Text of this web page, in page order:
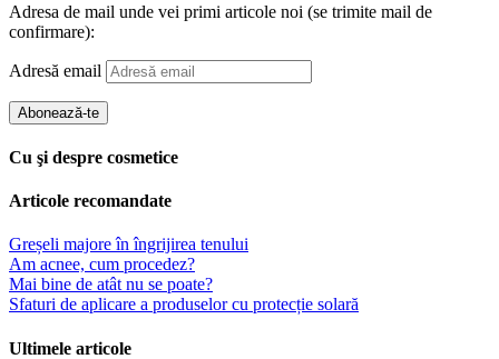
Adresa de mail unde vei primi articole noi (se trimite mail de
confirmare):
Adresă email
Abonează-te
Cu şi despre cosmetice
Articole recomandate
Greșeli majore în îngrijirea tenului
Am acnee, cum procedez?
Mai bine de atât nu se poate?
Sfaturi de aplicare a produselor cu protecție solară
Ultimele articole